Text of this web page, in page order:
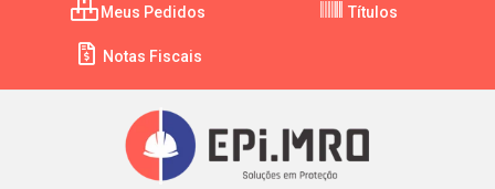
Meus Pedidos Títulos
Notas Fiscais